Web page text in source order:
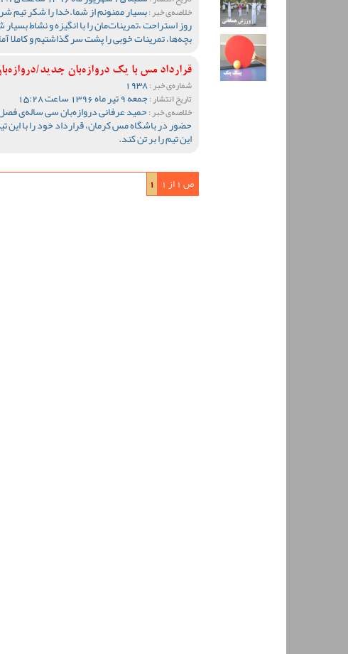
خلاصه‌ی خبر :
روز استراحت ،تمرینات‌مان را با انگیزه و نشاط
بچه‌ها، تمرینات خوبی را پشت سر گذاشتیم و کاملا
قرارداد مس با یک دروازه‌بان جدید/
شماره‌ی خبر :1938
تاریخ انتشار :جمعه 9 تیر ماه 1396 ساعت 15:28
خلاصه‌ی خبر :حمید عرفانی دروازه‌بان سی ساله‌ی
حضور در باشگاه مس کرمان، قرارداد خود را با این
این تیم را بر تن کند.
ص 1 از 1 1